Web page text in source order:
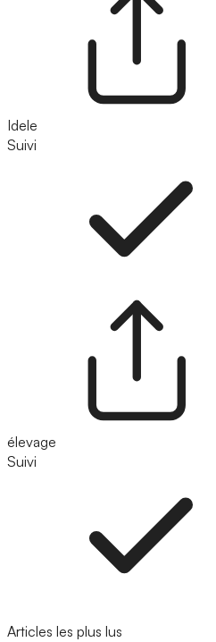
Idele
Suivi
élevage
Suivi
Articles les plus lus